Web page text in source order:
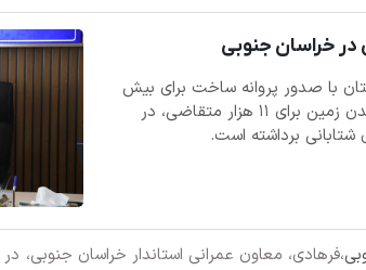
با صدور پروانه ساخت برای بیش
از ۲۶ هزار واحد نهضت ملی مسکن و فراهم شدن زمین برای ۱۱ هزار متقاضی، در
برداشته است.
،فرهادی، معاون عمرانی استاندار خراسان جنوبی،